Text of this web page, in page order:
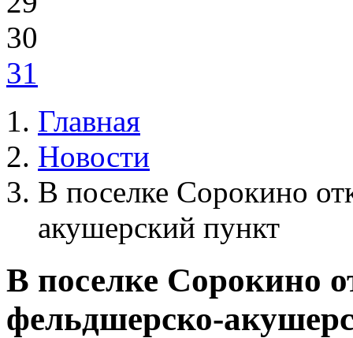
30
31
Главная
Новости
В поселке Сорокино
акушерский пункт
В поселке Сорокино
фельдшерско-